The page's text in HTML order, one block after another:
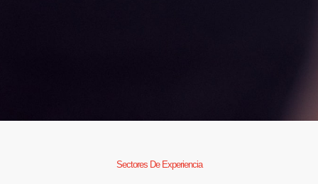
Sectores De Experiencia